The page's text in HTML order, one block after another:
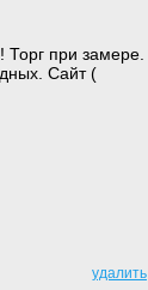
Торг при замере.
Сайт (
удалить